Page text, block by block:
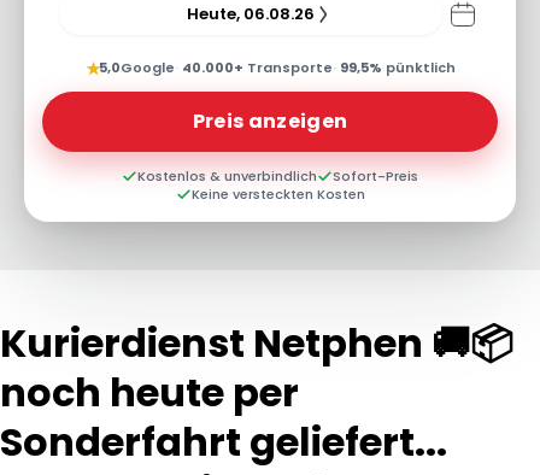
Heute, 06.08.26
★5,0Google· 40.000+ Transporte· 99,5% pünktlich
Preis anzeigen
Kostenlos & unverbindlich
Sofort-Preis
Keine versteckten Kosten
Kurierdienst Netphen 🚚📦
noch heute per
Sonderfahrt geliefert...